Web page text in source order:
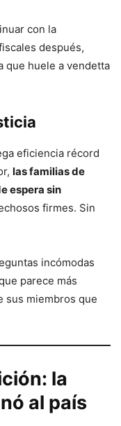
con la
después,
que huele a vendetta
eficiencia récord
las familias de
espera sin
firmes. Sin
incómodas
parece más
sus miembros que
la
al país